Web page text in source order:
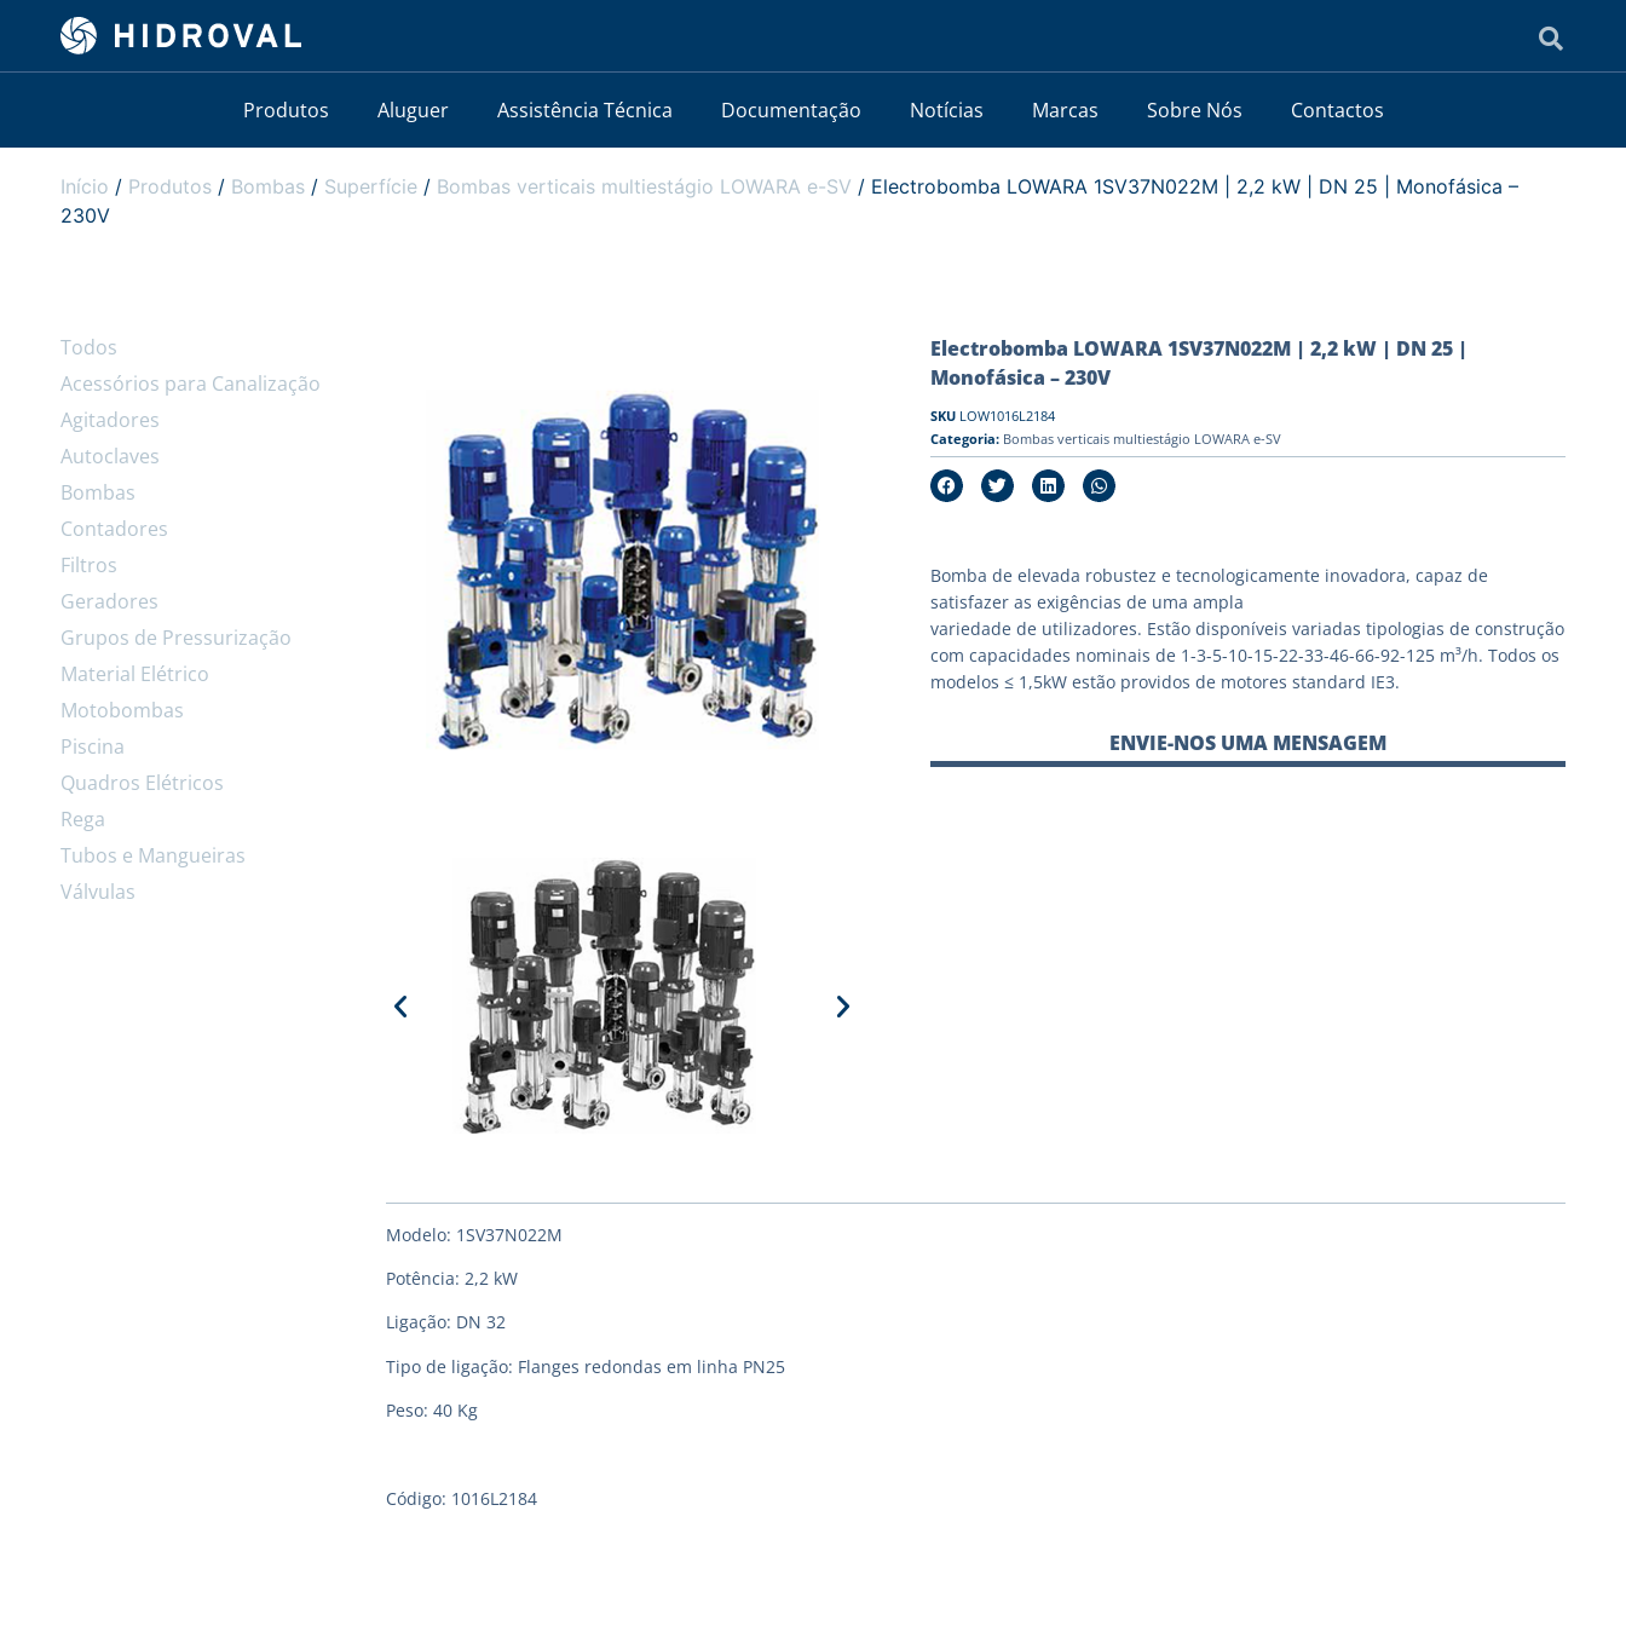
Produtos Aluguer Assistência Técnica Documentação Notícias Marcas Sobre Nós Contactos
Início / Produtos / Bombas / Superfície / Bombas verticais multiestágio LOWARA e-SV / Electrobomba LOWARA 1SV37N022M | 2,2 kW | DN 25 | Monofásica –
230V
Todos
Acessórios para Canalização
Agitadores
Autoclaves
Bombas
Contadores
Filtros
Geradores
Grupos de Pressurização
Material Elétrico
Motobombas
Piscina
Quadros Elétricos
Rega
Tubos e Mangueiras
Válvulas
Electrobomba LOWARA 1SV37N022M | 2,2 kW | DN 25 |
Monofásica – 230V
SKU LOW1016L2184
Categoria: Bombas verticais multiestágio LOWARA e-SV
Bomba de elevada robustez e tecnologicamente inovadora, capaz de
satisfazer as exigências de uma ampla
variedade de utilizadores. Estão disponíveis variadas tipologias de construção
com capacidades nominais de 1-3-5-10-15-22-33-46-66-92-125 m³/h. Todos os
modelos ≤ 1,5kW estão providos de motores standard IE3.
ENVIE-NOS UMA MENSAGEM
Modelo: 1SV37N022M
Potência: 2,2 kW
Ligação: DN 32
Tipo de ligação: Flanges redondas em linha PN25
Peso: 40 Kg
Código: 1016L2184